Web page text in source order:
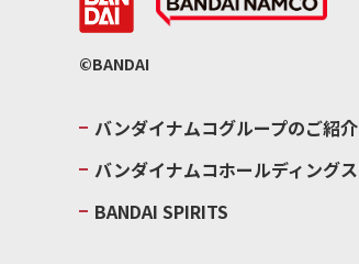
©BANDAI
バンダイナムコグループのご紹介
バンダイナムコホールディングス
BANDAI SPIRITS